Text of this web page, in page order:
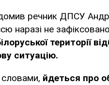
речник ДПСУ
наразі не
території
ситуацію.
йдеться про